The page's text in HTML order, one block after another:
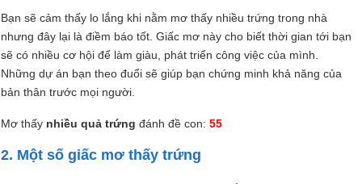
Bạn sẽ cảm thấy lo lắng khi nằm mơ thấy nhiều trứng trong nhà
nhưng đây lại là điềm báo tốt. Giấc mơ này cho biết thời gian tới bạn
sẽ có nhiều cơ hội để làm giàu, phát triển công việc của mình.
Những dự án bạn theo đuổi sẽ giúp bạn chứng minh khả năng của
bản thân trước mọi người.
Mơ thấy nhiều quả trứng đánh đề con: 55
2. Một số giấc mơ thấy trứng